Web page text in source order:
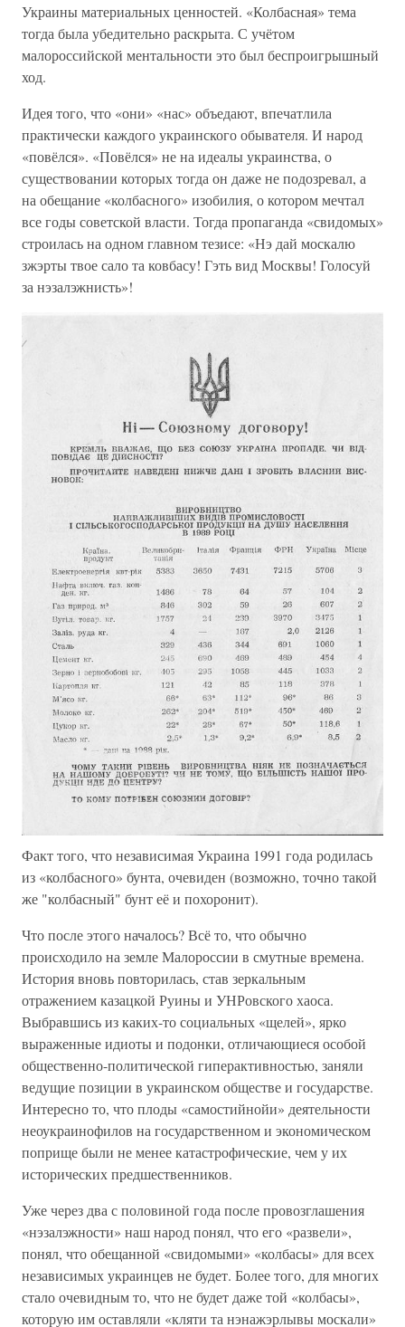
Украины материальных ценностей. «Колбасная» тема
тогда была убедительно раскрыта. С учётом
малороссийской ментальности это был беспроигрышный
ход.
Идея того, что «они» «нас» объедают, впечатлила
практически каждого украинского обывателя. И народ
«повёлся». «Повёлся» не на идеалы украинства, о
существовании которых тогда он даже не подозревал, а
на обещание «колбасного» изобилия, о котором мечтал
все годы советской власти. Тогда пропаганда «свидомых»
строилась на одном главном тезисе: «Нэ дай москалю
зжэрты твое сало та ковбасу! Гэть вид Москвы! Голосуй
за нэзалэжнисть»!
Факт того, что независимая Украина 1991 года родилась
из «колбасного» бунта, очевиден (возможно, точно такой
же "колбасный" бунт её и похоронит).
Что после этого началось? Всё то, что обычно
происходило на земле Малороссии в смутные времена.
История вновь повторилась, став зеркальным
отражением казацкой Руины и УНРовского хаоса.
Выбравшись из каких-то социальных «щелей», ярко
выраженные идиоты и подонки, отличающиеся особой
общественно-политической гиперактивностью, заняли
ведущие позиции в украинском обществе и государстве.
Интересно то, что плоды «самостийнойи» деятельности
неоукраинофилов на государственном и экономическом
поприще были не менее катастрофические, чем у их
исторических предшественников.
Уже через два с половиной года после провозглашения
«нэзалэжности» наш народ понял, что его «развели»,
понял, что обещанной «свидомыми» «колбасы» для всех
независимых украинцев не будет. Более того, для многих
стало очевидным то, что не будет даже той «колбасы»,
которую им оставляли «кляти та нэнажэрлывы москали»